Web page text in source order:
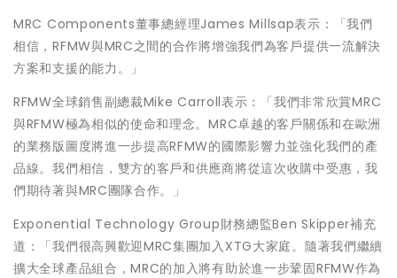
MRC Components董事總經理James Millsap表示：「我們
相信，RFMW與MRC之間的合作將增強我們為客戶提供一流解決
方案和支援的能力。」
RFMW全球銷售副總裁Mike Carroll表示：「我們非常欣賞MRC
與RFMW極為相似的使命和理念。MRC卓越的客戶關係和在歐洲
的業務版圖度將進一步提高RFMW的國際影響力並強化我們的產
品線。我們相信，雙方的客戶和供應商將從這次收購中受惠，我
們期待著與MRC團隊合作。」
Exponential Technology Group財務總監Ben Skipper補充
道：「我們很高興歡迎MRC集團加入XTG大家庭。隨著我們繼續
擴大全球產品組合，MRC的加入將有助於進一步鞏固RFMW作為